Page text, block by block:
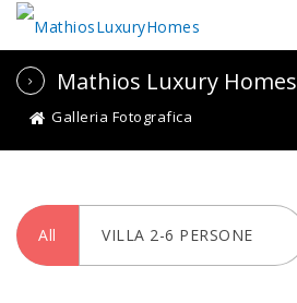
Mathios Luxury Homes
Galleria Fotografica
All VILLA 2-6 PERSONE